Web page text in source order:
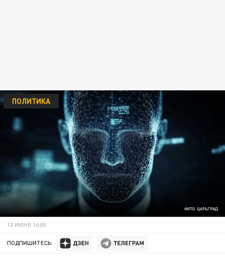
ФОТО: ЦАРЬГРАД
ПОЛИТИКА
13 ИЮНЯ 16:00
ПОДПИШИТЕСЬ: